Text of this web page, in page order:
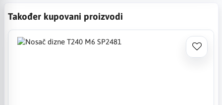
Također kupovani proizvodi